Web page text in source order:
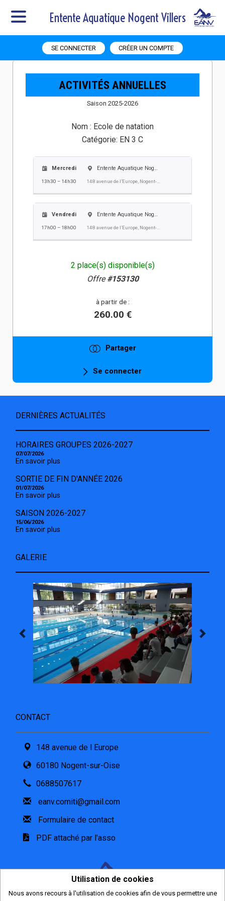
Entente Aquatique Nogent Villers
SE CONNECTER CRÉER UN COMPTE
ACTIVITÉS ANNUELLES
Saison 2025-2026
Nom : Ecole de natation
Catégorie: EN 3 C
Mercredi
13h30 – 14h30
Entente Aquatique Nogent Villers EANV
148 avenue de l’Europe, Nogent-sur-Oise
Vendredi
17h00 – 18h00
Entente Aquatique Nogent Villers EANV
148 avenue de l’Europe, Nogent-sur-Oise
2 place(s) disponible(s)
Offre#153130
à partir de :
260.00 €
Partager
Se connecter
DERNIÈRES ACTUALITÉS
HORAIRES GROUPES 2026-2027
07/07/2026
En savoir plus
SORTIE DE FIN D'ANNÉE 2026
01/07/2026
En savoir plus
SAISON 2026-2027
15/06/2026
En savoir plus
GALERIE
CONTACT
148 avenue de l Europe
60180 Nogent-sur-Oise
0688507617
eanv.comiti@gmail.com
Formulaire de contact
PDF attaché par l'asso
Utilisation de cookies
Nous avons recours à l'utilisation de cookies afin de vous permettre une